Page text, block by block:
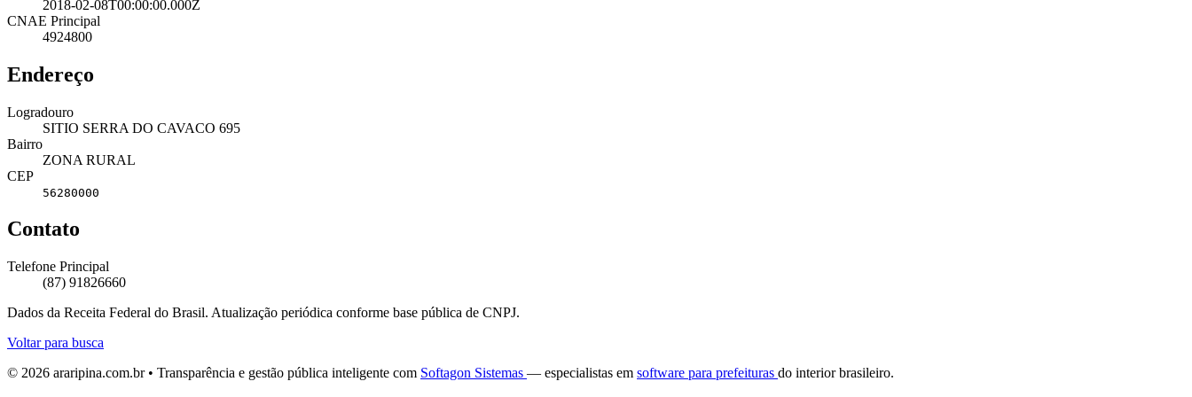
2018-02-08T00:00:00.000Z
CNAE Principal
4924800
Endereço
Logradouro
SITIO SERRA DO CAVACO 695
Bairro
ZONA RURAL
CEP
56280000
Contato
Telefone Principal
(87) 91826660
Dados da Receita Federal do Brasil. Atualização periódica conforme base pública de CNPJ.
Voltar para busca
© 2026 araripina.com.br • Transparência e gestão pública inteligente com Softagon Sistemas — especialistas em software para prefeituras do interior brasileiro.